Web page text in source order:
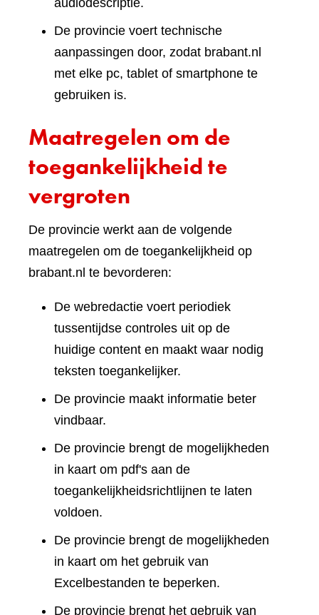
audiodescriptie.
De provincie voert technische
aanpassingen door, zodat brabant.nl
met elke pc, tablet of smartphone te
gebruiken is.
Maatregelen om de
toegankelijkheid te
vergroten
De provincie werkt aan de volgende
maatregelen om de toegankelijkheid op
brabant.nl te bevorderen:
De webredactie voert periodiek
tussentijdse controles uit op de
huidige content en maakt waar nodig
teksten toegankelijker.
De provincie maakt informatie beter
vindbaar.
De provincie brengt de mogelijkheden
in kaart om pdf's aan de
toegankelijkheidsrichtlijnen te laten
voldoen.
De provincie brengt de mogelijkheden
in kaart om het gebruik van
Excelbestanden te beperken.
De provincie brengt het gebruik van